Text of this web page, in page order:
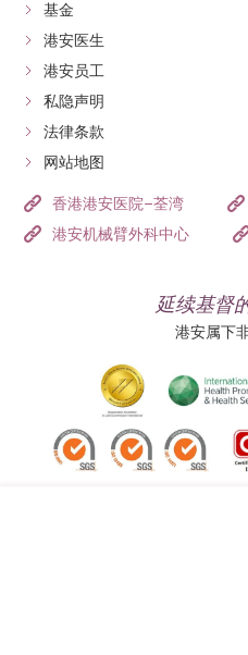
基金
港安医生
港安员工
私隐声明
法律条款
网站地图
香港港安医院–荃湾
港安机械臂外科中心
延续基督
港安属下